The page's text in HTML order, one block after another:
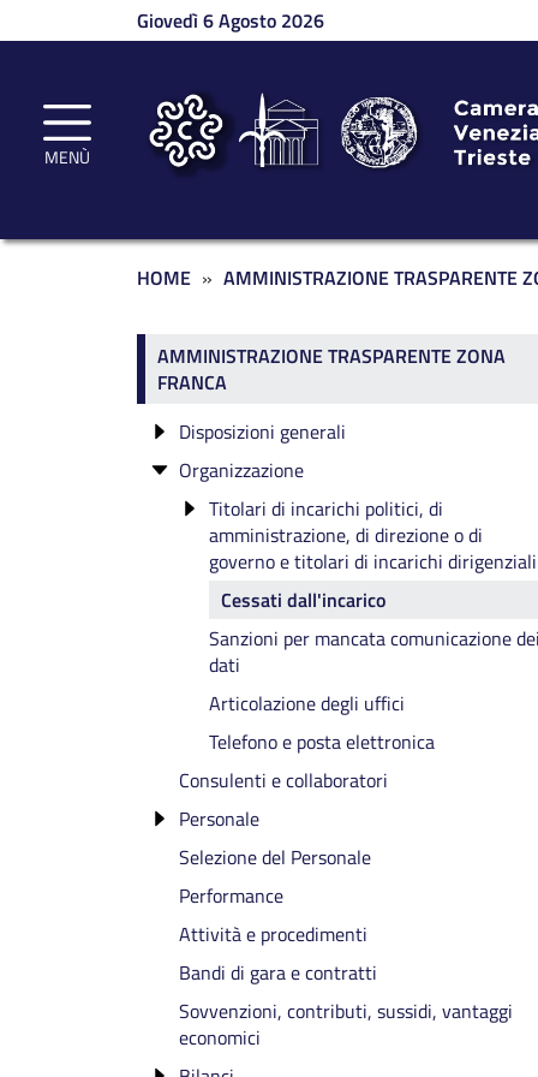
Salta al contenuto principaleGiovedì 6 Agosto 2026
MENÙ
Briciole di pane
HOME AMMINISTRAZIONE TRASPARENTE
Amministrazione
AMMINISTRAZIONE TRASPARENTE ZONA
FRANCA
Disposizioni generali
Atti generali ZF
Organizzazione
Titolari di incarichi politici, di
amministrazione, di direzione o di
governo e titolari di incarichi dirigenziali
Il Presidente
La Giunta camerale integrata
Cessati dall'incarico
Sanzioni per mancata comunicazione dei
dati
Articolazione degli uffici
Telefono e posta elettronica
Consulenti e collaboratori
Personale
Incarico di Direttore Generale
Titolari di incarichi dirigenziali
Selezione del Personale
Performance
Attività e procedimenti
Bandi di gara e contratti
Sovvenzioni, contributi, sussidi, vantaggi
economici